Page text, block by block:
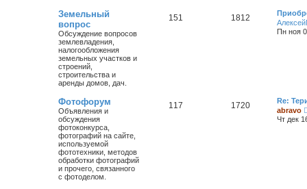
д
н
е
н
и
Земельный
вопрос
Обсуждение вопросов
землевладения,
налогообложения
земельных участков и
строений,
строительства и
аренды домов, дач.
151 1812
Пн ноя
Фотофорум
Объявления и
обсуждения
фотоконкурса,
фотографий на сайте,
используемой
фототехники, методов
обработки фотографий
и прочего, связанного
с фотоделом.
117 1720
Re:
abravo
Чт дек